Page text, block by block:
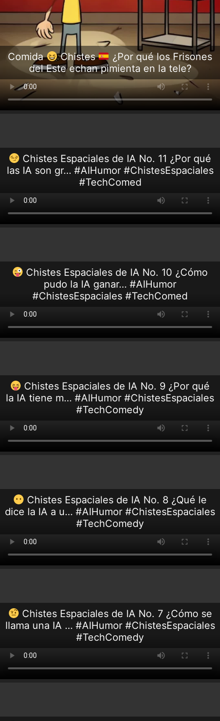
Comida Chistes
¿Por qué los Frisones
del Este echan pimienta en la tele?
Chistes Espaciales de IA No. 11 ¿Por qué
las IA son gr… #AIHumor #ChistesEspaciales
#TechComed
Chistes Espaciales de IA No. 10 ¿Cómo
pudo la IA ganar… #AIHumor
#ChistesEspaciales #TechComed
Chistes Espaciales de IA No. 9 ¿Por qué
la IA tiene m… #AIHumor #ChistesEspaciales
#TechComedy
Chistes Espaciales de IA No. 8 ¿Qué le
dice la IA a u… #AIHumor #ChistesEspaciales
#TechComedy
Chistes Espaciales de IA No. 7 ¿Cómo se
llama una IA … #AIHumor #ChistesEspaciales
#TechComedy